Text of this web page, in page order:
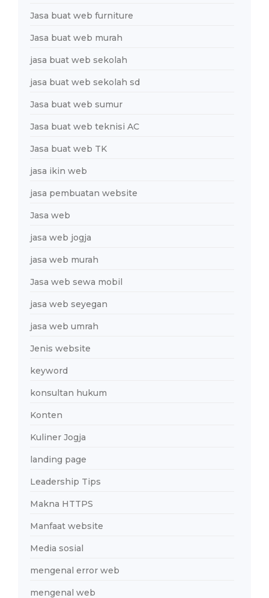
Jasa buat web furniture
Jasa buat web murah
jasa buat web sekolah
jasa buat web sekolah sd
Jasa buat web sumur
Jasa buat web teknisi AC
Jasa buat web TK
jasa ikin web
jasa pembuatan website
Jasa web
jasa web jogja
jasa web murah
Jasa web sewa mobil
jasa web seyegan
jasa web umrah
Jenis website
keyword
konsultan hukum
Konten
Kuliner Jogja
landing page
Leadership Tips
Makna HTTPS
Manfaat website
Media sosial
mengenal error web
mengenal web